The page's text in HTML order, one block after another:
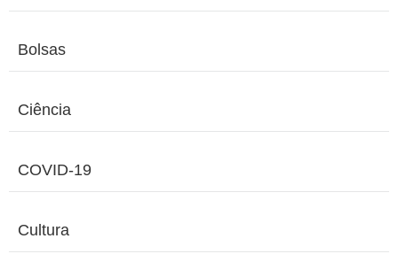
Bolsas
Ciência
COVID-19
Cultura